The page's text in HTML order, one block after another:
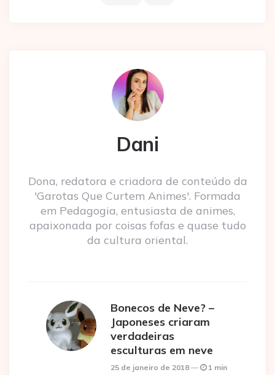
Dani
Dona, redatora e criadora de conteúdo da
'Garotas Que Curtem Animes'. Formada
em Pedagogia, entusiasta de animes,
apaixonada por coisas fofas e quase tudo
da cultura oriental.
Bonecos de Neve? –
Japoneses criaram
verdadeiras
esculturas em neve
25 de janeiro de 2018 1 min